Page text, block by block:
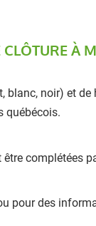
À
noir) et
québécois.
complétées
pour des